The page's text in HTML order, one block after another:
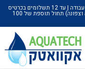
משלוח חינם ברכישה מעל 400 ₪ | אספקה עד 5 ימי עבודה | עד 12 תשלומים בכרטיס
אשראי | באזורים מרוחקים (באר שבע ודרומה, חיפה וצפונה) תחול תוספת של 100